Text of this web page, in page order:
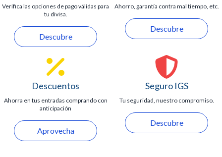
Verifica las opciones de pago válidas para
tu divisa.
Descubre
Ahorro, garantía contra mal tiempo, etc.
Descubre
Descuentos
Ahorra en tus entradas comprando con
anticipación
Aprovecha
Seguro IGS
Tu seguridad, nuestro compromiso.
Descubre